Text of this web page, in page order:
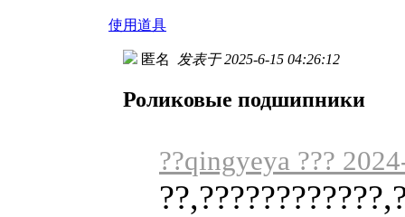
使用道具
匿名 发表于 2025-6-15 04:26:12
Роликовые подшипники
??qingyeya ???